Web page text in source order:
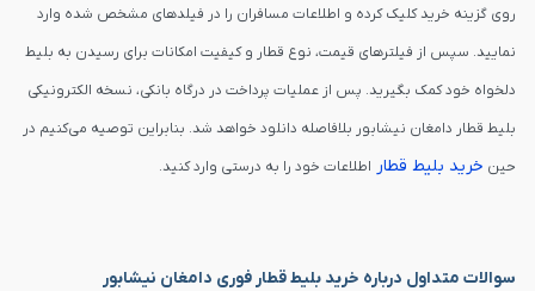
روی گزینه خرید کلیک کرده و اطلاعات مسافران را در فیلدهای مشخص شده وارد
نمایید. سپس از فیلترهای قیمت، نوع قطار و کیفیت امکانات برای رسیدن به بلیط
دلخواه خود کمک بگیرید. پس از عملیات پرداخت در درگاه بانکی، نسخه الکترونیکی
بلیط قطار دامغان نیشابور بلافاصله دانلود خواهد شد. بنابراین توصیه می‌کنیم در
حین خرید بلیط قطار اطلاعات خود را به درستی وارد کنید.
سوالات متداول درباره خرید بلیط قطار فوری دامغان نیشابور